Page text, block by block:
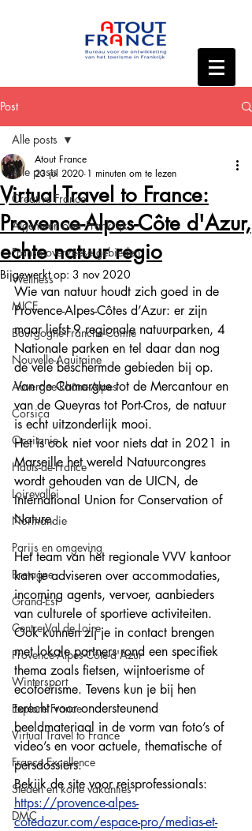
Post
Alle posts
Creative France
Algemeen over Frankrijk
Franse overzeese gebieden
Wellness
MICE
Bourgogne-Franche-Comté
Nouvelle-Aquitaine
Auvergne-Rhône-Alpes
Corsica
Occitanie
Hauts-de-France
Loirevallei
Normandie
Parijs en omgeving
Bretagne
Grand-Est
Centre Val de Loire
Provence-Alpes-Côte-d'Azur
Wintersport
Explore France
Virtual Travel to France
France Excellence
Steden en korte vakanties
DMC
Alle posts
Virtual Travel to France:
Provence-Alpes-Côte d'Azur,
echte natuur regio
Atout France
23 jul 2020 1 minuten om te lezen
Bijgewerkt op: 3 nov 2020
Wie van natuur houdt zich goed in de
Provence-Alpes-Côtes d’Azur: er zijn
maar liefst 9 regionale natuurparken, 4
Nationale parken en tel daar dan nog
de vele beschermde gebieden bij op.
Van de Camargue tot de Mercantour en
van de Queyras tot Port-Cros, de natuur
is echt uitzonderlijk mooi.
Het is ook niet voor niets dat in 2021 in
Marseille het wereld Natuurcongres
wordt gehouden van de UICN, de
International Union for Conservation of
Nature.
Het team van het regionale VVV kantoor
kan je adviseren over accommodaties,
incoming agents, vervoer, aanbieders
van culturele of sportieve activiteiten.
Ook kunnen zij je in contact brengen
met lokale partners rond een specifiek
thema zoals fietsen, wijntoerisme of
ecotoerisme. Tevens kun je bij hen
terecht voor ondersteunend
beeldmateriaal in de vorm van foto’s of
video’s en voor actuele, thematische of
persdossiers.
Bekijk de site voor reisprofessionals:
https://provence-alpes-
cotedazur.com/espace-pro/medias-et-